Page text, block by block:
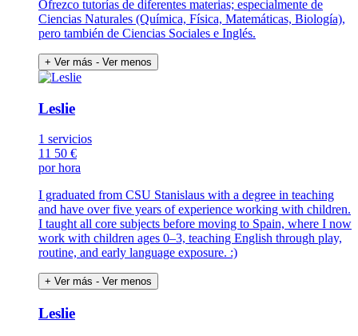
Ofrezco tutorías de diferentes materias; especialmente de
Ciencias Naturales (Química, Física, Matemáticas, Biología),
pero también de Ciencias Sociales e Inglés.
+ Ver más - Ver menos
Leslie
1 servicios
11 50 €
por hora
I graduated from CSU Stanislaus with a degree in teaching
and have over five years of experience working with children.
I taught all core subjects before moving to Spain, where I now
work with children ages 0–3, teaching English through play,
routine, and early language exposure. :)
+ Ver más - Ver menos
Leslie